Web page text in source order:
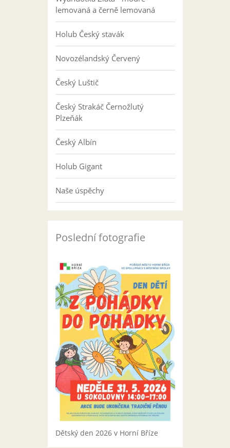
lemovaná a černě lemovaná
Holub Český stavák
Novozélandský Červený
Český Luštič
Český Strakáč Černožlutý
Plzeňák
Český Albín
Holub Gigant
Naše úspěchy
Poslední fotografie
Dětský den 2026 v Horní Bříze